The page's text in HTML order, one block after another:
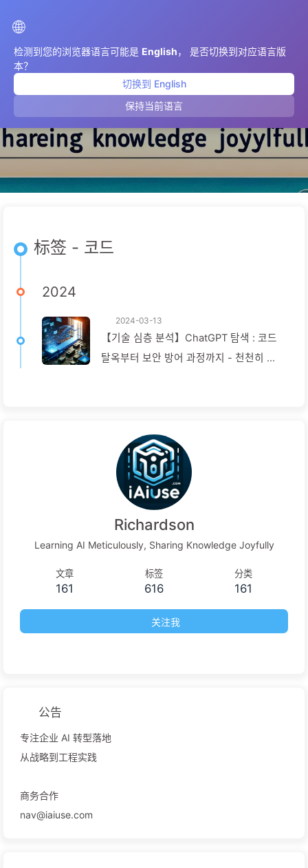
🌐
检测到您的浏览器语言可能是 English， 是否切换到对应语言版
本？
切换到 English
保持当前语言
코드
标签 - 코드
2024
2024-03-13
【기술 심층 분석】ChatGPT 탐색 : 코드
탈옥부터 보안 방어 과정까지 - 천천히 배
Richardson
Learning AI Meticulously, Sharing Knowledge Joyfully
文章
161
标签
616
分类
161
关注我
公告
专注企业 AI 转型落地
从战略到工程实践
商务合作
nav@iaiuse.com